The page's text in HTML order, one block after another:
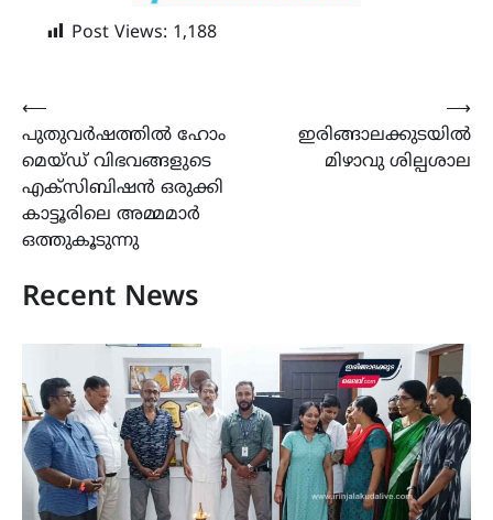
Post Views: 1,188
Post
navigation
⟵
പുതുവർഷത്തിൽ ഹോം
മെയ്ഡ് വിഭവങ്ങളുടെ
എക്സിബിഷൻ ഒരുക്കി
കാട്ടൂരിലെ അമ്മമാർ
ഒത്തുകൂടുന്നു
ഇരിങ്ങാലക്കുടയിൽ
മിഴാവു ശില്പശാല
⟶
Recent News